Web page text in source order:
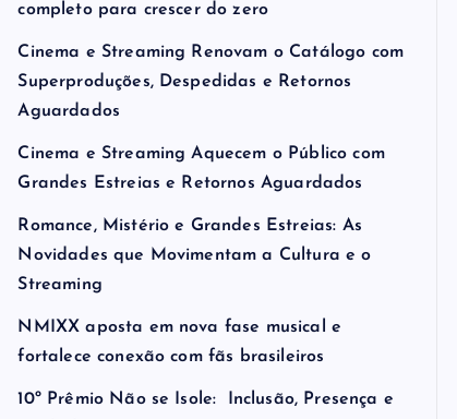
completo para crescer do zero
Cinema e Streaming Renovam o Catálogo com
Superproduções, Despedidas e Retornos
Aguardados
Cinema e Streaming Aquecem o Público com
Grandes Estreias e Retornos Aguardados
Romance, Mistério e Grandes Estreias: As
Novidades que Movimentam a Cultura e o
Streaming
NMIXX aposta em nova fase musical e
fortalece conexão com fãs brasileiros
10º Prêmio Não se Isole: Inclusão, Presença e